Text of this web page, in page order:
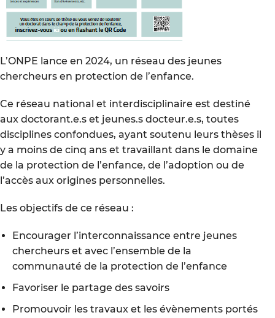
L’ONPE lance en 2024, un réseau des jeunes
chercheurs en protection de l’enfance.
Ce réseau national et interdisciplinaire est destiné
aux doctorant.e.s et jeunes.s docteur.e.s, toutes
disciplines confondues, ayant soutenu leurs thèses il
y a moins de cinq ans et travaillant dans le domaine
de la protection de l’enfance, de l’adoption ou de
l’accès aux origines personnelles.
Les objectifs de ce réseau :
Encourager l’interconnaissance entre jeunes
chercheurs et avec l’ensemble de la
communauté de la protection de l’enfance
Favoriser le partage des savoirs
Promouvoir les travaux et les évènements portés